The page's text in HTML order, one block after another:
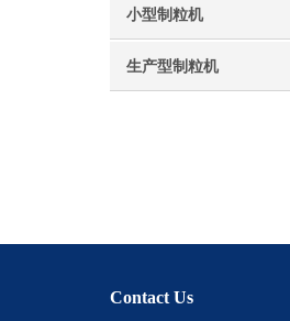
小型制粒机
生产型制粒机
Contact Us